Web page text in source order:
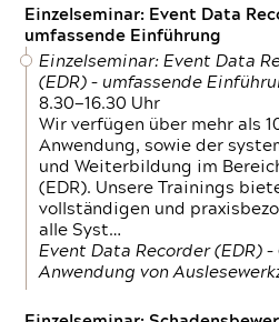
Einzelseminar: Event Data
umfassende Einführung
Einzelseminar: Event Data
(EDR) – umfassende
8.30—16.30 Uhr
Wir verfügen über mehr als
Anwendung, sowie der
und Weiterbildung im
(EDR). Unsere Trainings
vollständigen und
alle Syst…
Event Data Recorder (EDR)
Anwendung von